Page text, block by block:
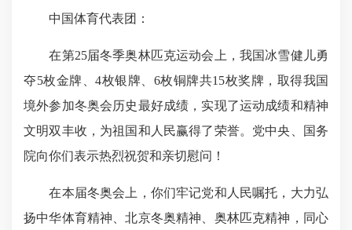
中国体育代表团：
在第25届冬季奥林匹克运动会上，我国冰雪健儿勇
夺5枚金牌、4枚银牌、6枚铜牌共15枚奖牌，取得我国
境外参加冬奥会历史最好成绩，实现了运动成绩和精神
文明双丰收，为祖国和人民赢得了荣誉。党中央、国务
院向你们表示热烈祝贺和亲切慰问！
在本届冬奥会上，你们牢记党和人民嘱托，大力弘
扬中华体育精神、北京冬奥精神、奥林匹克精神，同心